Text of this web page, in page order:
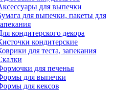
для выпечки
для выпечки, пакеты для
кондитерского декора
кондитерские
для теста, запекания
для печенья
для выпечки
для кексов